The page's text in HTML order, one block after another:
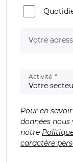
Votre
Activité
Pour en
données
notre
caractère